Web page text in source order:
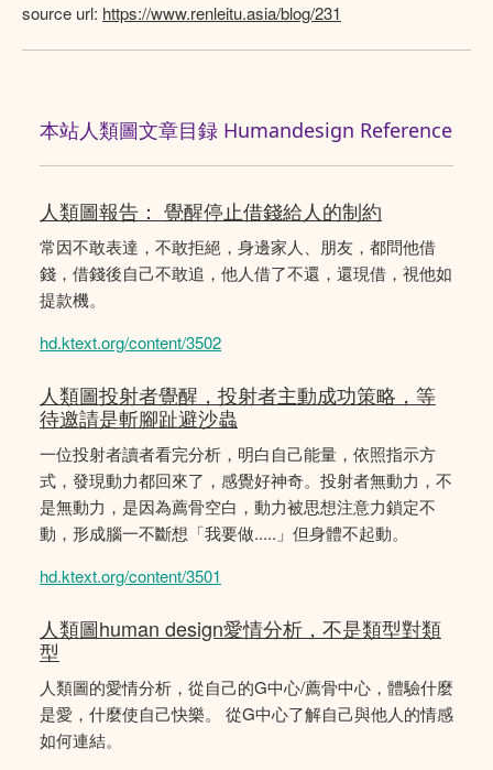
source url: https://www.renleitu.asia/blog/231
本站人類圖文章目録 Humandesign Reference
人類圖報告： 覺醒停止借錢給人的制約
常因不敢表達，不敢拒絕，身邊家人、朋友，都問他借
錢，借錢後自己不敢追，他人借了不還，還現借，視他如
提款機。
hd.ktext.org/content/3502
人類圖投射者覺醒，投射者主動成功策略，等
待邀請是斬腳趾避沙蟲
一位投射者讀者看完分析，明白自己能量，依照指示方
式，發現動力都回來了，感覺好神奇。投射者無動力，不
是無動力，是因為薦骨空白，動力被思想注意力鎖定不
動，形成腦一不斷想「我要做.....」但身體不起動。
hd.ktext.org/content/3501
人類圖human design愛情分析，不是類型對類
型
人類圖的愛情分析，從自己的G中心/薦骨中心，體驗什麼
是愛，什麼使自己快樂。 從G中心了解自己與他人的情感
如何連結。